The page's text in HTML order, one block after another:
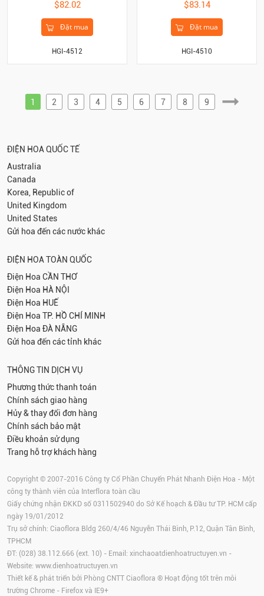
$82.02
Đặt mua
HGI-4512
$83.14
Đặt mua
HGI-4510
1 2 3 4 5 6 7 8 9
ĐIỆN HOA QUỐC TẾ
Australia
Canada
Korea, Republic of
United Kingdom
United States
Gửi hoa đến các nước khác
ĐIỆN HOA TOÀN QUỐC
Điện Hoa CẦN THƠ
Điện Hoa HÀ NỘI
Điện Hoa HUẾ
Điện Hoa TP. HỒ CHÍ MINH
Điện Hoa ĐÀ NẴNG
Gửi hoa đến các tỉnh khác
THÔNG TIN DỊCH VỤ
Phương thức thanh toán
Chính sách giao hàng
Hủy & thay đổi đơn hàng
Chính sách bảo mật
Điều khoản sử dụng
Trang hỗ trợ khách hàng
Copyright © 2007-2016 Công ty Cổ Phần Chuyển Phát Nhanh Điện Hoa - Một
công ty thành viên của Interflora toàn cầu
Giấy chứng nhận ĐKKD số 0311502940 do Sở Kế hoạch & Đầu tư TP. HCM cấp
ngày 19/01/2012
Trụ sở chính: Ciaoflora Bldg 260/4/46 Nguyễn Thái Bình, P.12, Quận Tân Bình,
TPHCM
ĐT: (028) 38.112.666 (ext. 10) - Email: xinchaoatdienhoatructuyen.vn -
Website: www.dienhoatructuyen.vn
Thiết kế & phát triển bởi Phòng CNTT Ciaoflora ® Hoạt động tốt trên môi
trường Chrome - Firefox và IE9+